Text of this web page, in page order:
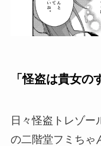
「怪盗は貴女の
日々怪盗トレゾー
の二階堂フミちゃ